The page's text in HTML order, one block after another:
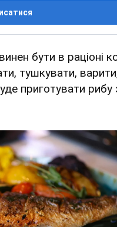
бути в раціоні
тушкувати,
приготувати рибу